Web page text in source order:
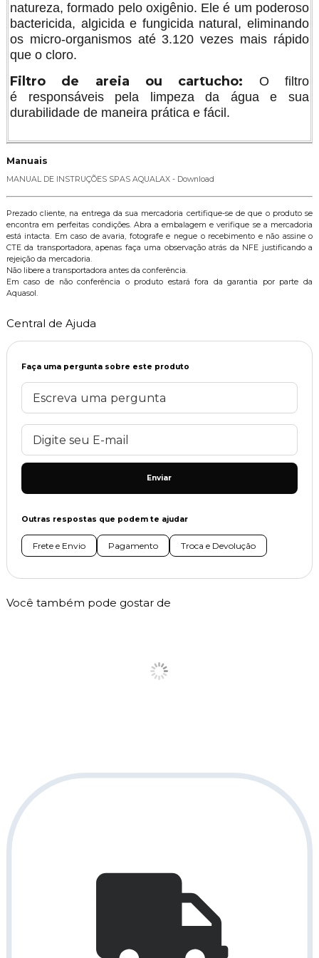
natureza, formado pelo oxigênio. Ele é um poderoso
bactericida, algicida e fungicida natural, eliminando
os micro-organismos até 3.120 vezes mais rápido
que o cloro.
Filtro de areia ou cartucho: O filtro
é responsáveis pela limpeza da água e sua
durabilidade de maneira prática e fácil.
Manuais
MANUAL DE INSTRUÇÕES SPAS AQUALAX - Download
Prezado cliente, na entrega da sua mercadoria certifique-se de que o produto se
encontra em perfeitas condições. Abra a embalagem e verifique se a mercadoria
está intacta. Em caso de avaria, fotografe e negue o recebimento e não assine o
CTE da transportadora, apenas faça uma observação atrás da NFE justificando a
rejeição da mercadoria.
Não libere a transportadora antes da conferência.
Em caso de não conferência o produto estará fora da garantia por parte da
Aquasol.
Central de Ajuda
Faça uma pergunta sobre este produto
Enviar
Outras respostas que podem te ajudar
Frete e Envio Pagamento Troca e Devolução
Você também pode gostar de